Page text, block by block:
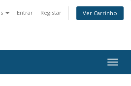
Entrar Registar Ver Carrinho